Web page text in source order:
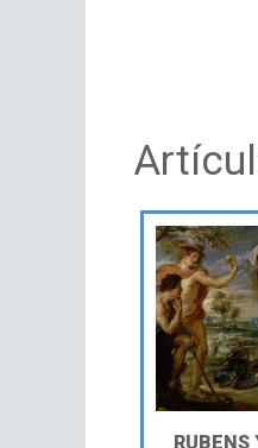
RUBENS